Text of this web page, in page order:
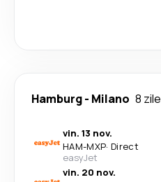
Hamburg- Milano 8 zile
vin. 13 nov.
HAM-MXP· Direct
easyJet
vin. 20 nov.